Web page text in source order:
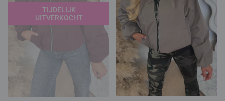
TIJDELIJK
UITVERKOCHT